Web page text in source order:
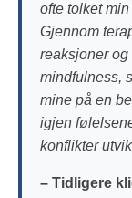
ofte tolket
Gjennom
reaksjoner og
mindfulness,
mine på en
igjen
konflikter
– Tidligere